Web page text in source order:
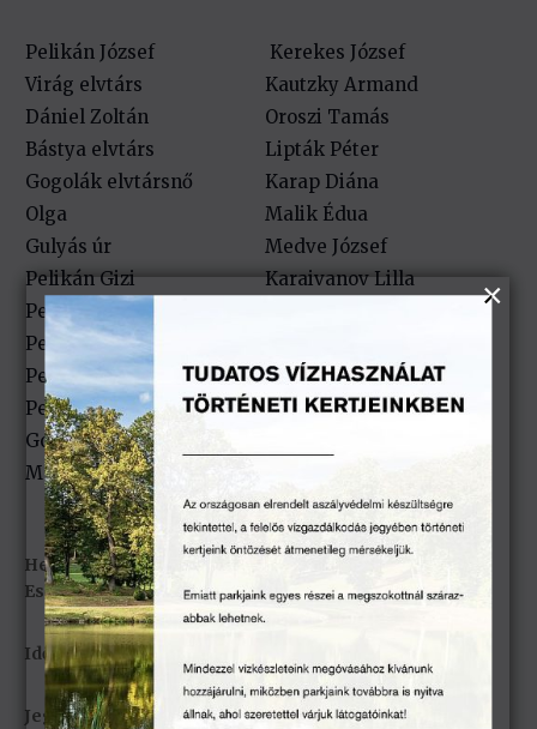
Pelikán József
Kerekes József
Virág elvtárs
Kautzky Armand
Dániel Zoltán
Oroszi Tamás
Bástya elvtárs
Lipták Péter
Gogolák elvtársnő
Karap Diána
Olga
Malik Édua
Gulyás úr
Medve József
Pelikán Gizi
Karaivanov Lilla
Pelikán Józsika
Pelikán Pisti
Pelikán Klári
Klein Emma
Pelikán Zsuzsika
Klein Gréta
Gonosz ÁVH-s
Mamlasz ÁVH-s
Helyszín: Keszthely – Festetics-kastély
Esőhelyszín: Balaton Színház
Időpont: 2026.07.18. 20:30
Jegyek a kastély pénztárában!